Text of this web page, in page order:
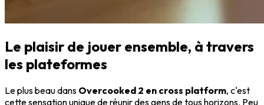
Le plaisir de jouer ensemble, à travers
les plateformes
Le plus beau dans Overcooked 2 en cross platform, c'est
cette sensation unique de réunir des gens de tous horizons. Peu